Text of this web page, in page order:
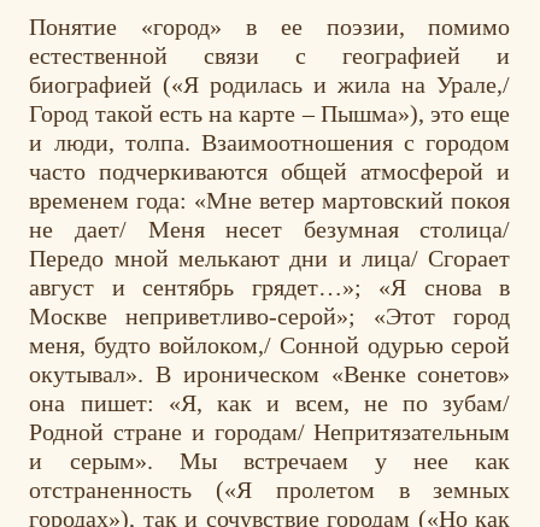
Понятие «город» в ее поэзии, помимо
естественной связи с географией и
биографией («Я родилась и жила на Урале,/
Город такой есть на карте – Пышма»), это еще
и люди, толпа. Взаимоотношения с городом
часто подчеркиваются общей атмосферой и
временем года: «Мне ветер мартовский покоя
не дает/ Меня несет безумная столица/
Передо мной мелькают дни и лица/ Сгорает
август и сентябрь грядет…»; «Я снова в
Москве неприветливо-серой»; «Этот город
меня, будто войлоком,/ Сонной одурью серой
окутывал». В ироническом «Венке сонетов»
она пишет: «Я, как и всем, не по зубам/
Родной стране и городам/ Непритязательным
и серым». Мы встречаем у нее как
отстраненность («Я пролетом в земных
городах»), так и сочувствие городам («Но как